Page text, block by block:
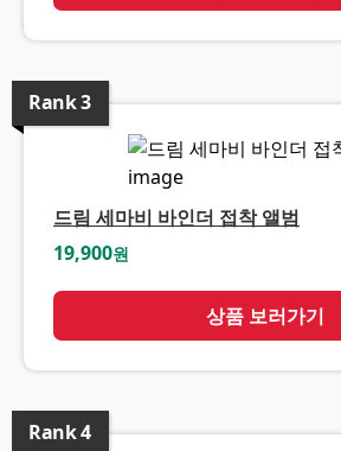
Rank3
드림 세마비 바인더 접착 앨범
19,900원
상품 보러가기
Rank4